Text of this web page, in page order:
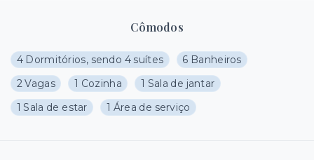
Cômodos
4 Dormitórios, sendo 4 suítes
6 Banheiros
2 Vagas
1 Cozinha
1 Sala de jantar
1 Sala de estar
1 Área de serviço